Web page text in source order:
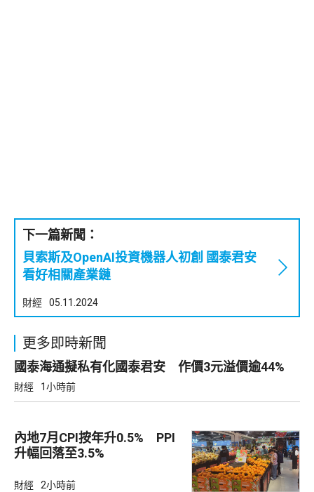
下一篇新聞：
貝索斯及OpenAI投資機器人初創 國泰君安
看好相關產業鏈
財經 05.11.2024
更多即時新聞
國泰海通擬私有化國泰君安 作價3元溢價逾44%
財經 1小時前
內地7月CPI按年升0.5% PPI
升幅回落至3.5%
財經 2小時前